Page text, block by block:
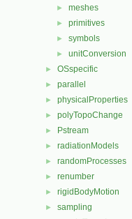
► meshes
► primitives
► symbols
► unitConversion
► OSspecific
► parallel
► physicalProperties
► polyTopoChange
► Pstream
► radiationModels
► randomProcesses
► renumber
► rigidBodyMotion
► sampling